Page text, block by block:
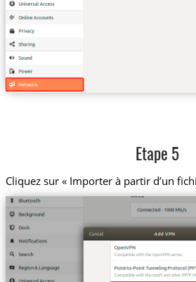
Etape 5
Cliquez sur « Importer à partir d’un